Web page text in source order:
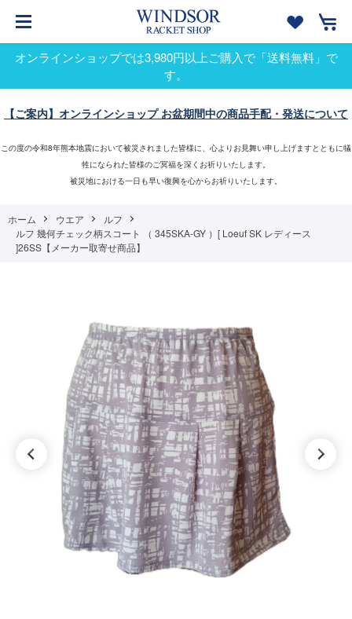
オンラインショップでは3,980円以上ご購入で「送料無料」で
す。
【ご案内】オンラインショップ お盆期間中の商品手配・発送について
この度の令和8年熊本地震において被災されました皆様に、心よりお見舞い申し上げますとともに犠
牲になられた皆様のご冥福を深くお祈りいたします。
被災地における一日も早い復興を心からお祈りいたします。
ホーム ウエア
ルフ
ルフ 幾何チェック柄スコート （ 345SKA-GY ）[ Loeuf SK レディース
]26SS【メーカー取寄せ商品】